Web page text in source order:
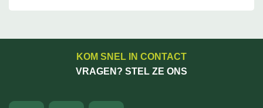
KOM SNEL IN CONTACT
VRAGEN? STEL ZE ONS